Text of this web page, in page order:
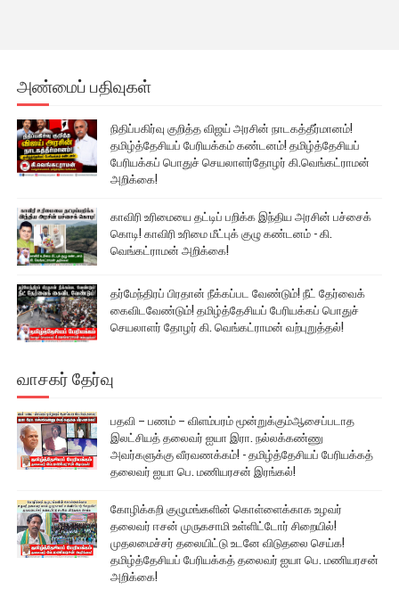
அண்மைப் பதிவுகள்
நிதிப்பகிர்வு குறித்த விஜய் அரசின் நாடகத்தீர்மானம்!
தமிழ்த்தேசியப் பேரியக்கம் கண்டனம்! தமிழ்த்தேசியப்
பேரியக்கப் பொதுச் செயலாளர்தோழர் கி.வெங்கட்ராமன்
அறிக்கை!
காவிரி உரிமையை தட்டிப் பறிக்க இந்திய அரசின் பச்சைக்
கொடி! காவிரி உரிமை மீட்புக் குழு கண்டனம் - கி.
வெங்கட்ராமன் அறிக்கை!
தர்மேந்திரப் பிரதான் நீக்கப்பட வேண்டும்! நீட் தேர்வைக்
கைவிடவேண்டும்! தமிழ்த்தேசியப் பேரியக்கப் பொதுச்
செயலாளர் தோழர் கி. வெங்கட்ராமன் வற்புறுத்தல்!
வாசகர் தேர்வு
பதவி – பணம் – விளம்பரம் மூன்றுக்கும்ஆசைப்படாத
இலட்சியத் தலைவர் ஐயா இரா. நல்லக்கண்ணு
அவர்களுக்கு வீரவணக்கம்! - தமிழ்த்தேசியப் பேரியக்கத்
தலைவர் ஐயா பெ. மணியரசன் இரங்கல்!
கோழிக்கறி குழுமங்களின் கொள்ளைக்காக உழவர்
தலைவர் ஈசன் முருகசாமி உள்ளிட்டோர் சிறையில்!
முதலமைச்சர் தலையிட்டு உடனே விடுதலை செய்க!
தமிழ்த்தேசியப் பேரியக்கத் தலைவர் ஐயா பெ. மணியரசன்
அறிக்கை!